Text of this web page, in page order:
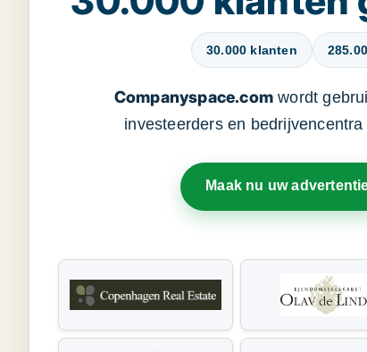
30.000 klanten
Companyspace.com wordt
investeerders en
Maak nu uw